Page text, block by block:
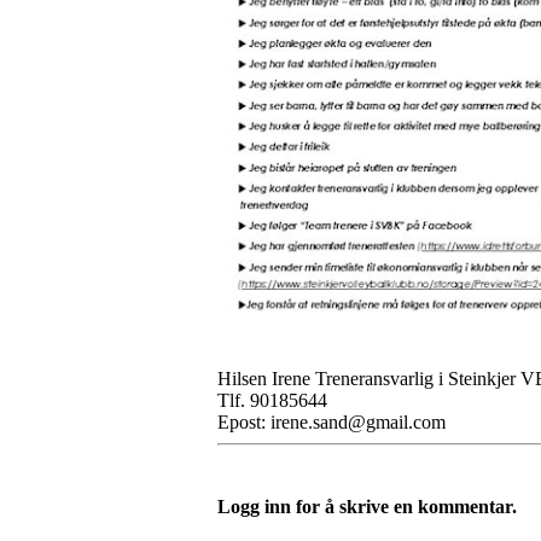
Hilsen Irene Treneransvarlig i Steinkjer
Tlf. 90185644
Epost: irene.sand@gmail.com
Logg inn for å skrive en kommentar.